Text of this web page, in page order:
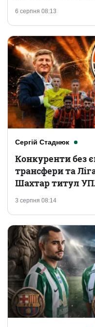
6 серпня 08:13
Сергій Стаднюк
3 серпня 08:14
Конкуренти без
трансфери та
Шахтар титул